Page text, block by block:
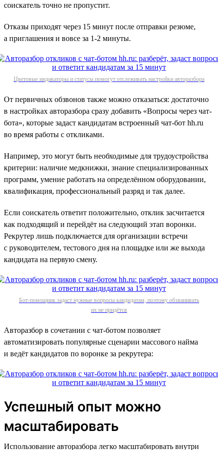
соискатель точно не пропустит.
Отказы приходят через 15 минут после отправки резюме,
а приглашения и вовсе за 1‑2 минуты.
Цветовые индикаторы и статусы помогут отслеживать настройки авторазбора
От первичных обзвонов также можно отказаться: достаточно
в настройках авторазбора сразу добавить «Вопросы через чат-
бота», которые задаст кандидатам встроенный чат-бот hh.ru
во время работы с откликами.
Например, это могут быть необходимые для трудоустройства
критерии: наличие медкнижки, знание специализированных
программ, умение работать на определённом оборудовании,
квалификация, профессиональный разряд и так далее.
Если соискатель ответит положительно, отклик засчитается
как подходящий и перейдёт на следующий этап воронки.
Рекрутер лишь подключается для организации встречи
с руководителем, тестового дня на площадке или же выхода
кандидата на первую смену.
Бот-помощник задаст нужные вопросы кандидатам, поэтому обзванивать
их не придётся
Авторазбор в сочетании с чат-ботом позволяет
автоматизировать популярные сценарии массового найма
и ведёт кандидатов по воронке за рекрутера:
Успешный опыт можно
масштабировать
Использование авторазбора легко масштабировать внутри